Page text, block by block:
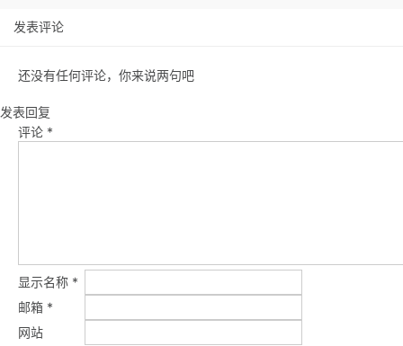
发表评论
还没有任何评论，你来说两句吧
发表回复
评论 *
显示名称 *
邮箱 *
网站